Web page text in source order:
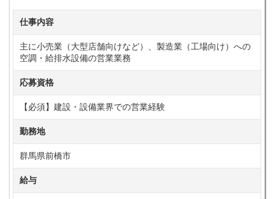
仕事内容
主に小売業（大型店舗向けなど）、製造業（工場向け）への
空調・給排水設備の営業業務
応募資格
【必須】建設・設備業界での営業経験
勤務地
群馬県前橋市
給与